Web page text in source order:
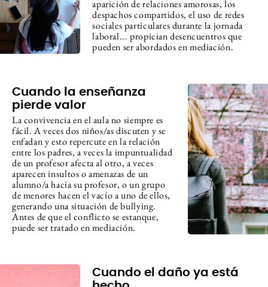
aparición de relaciones amorosas, los
despachos compartidos, el uso de redes
sociales particulares durante la jornada
laboral... propician desencuentros que
pueden ser abordados en mediación.
Cuando la enseñanza
pierde valor
La convivencia en el aula no siempre es
fácil. A veces dos niños/as discuten y se
enfadan y esto repercute en la relación
entre los padres, a veces la impuntualidad
de un profesor afecta al otro, a veces
aparecen insultos o amenazas de un
alumno/a hacia su profesor, o un grupo
de menores hacen el vacío a uno de ellos,
generando una situación de bullying.
Antes de que el conflicto se estanque,
puede ser tratado en mediación.
Cuando el daño ya está